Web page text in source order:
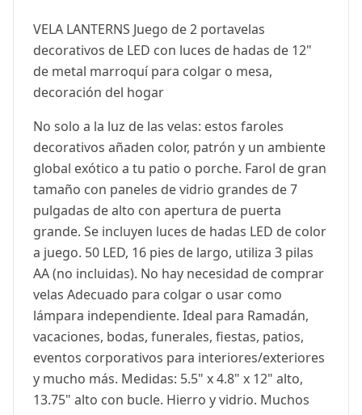
VELA LANTERNS Juego de 2 portavelas
decorativos de LED con luces de hadas de 12"
de metal marroquí para colgar o mesa,
decoración del hogar
No solo a la luz de las velas: estos faroles
decorativos añaden color, patrón y un ambiente
global exótico a tu patio o porche. Farol de gran
tamaño con paneles de vidrio grandes de 7
pulgadas de alto con apertura de puerta
grande. Se incluyen luces de hadas LED de color
a juego. 50 LED, 16 pies de largo, utiliza 3 pilas
AA (no incluidas). No hay necesidad de comprar
velas Adecuado para colgar o usar como
lámpara independiente. Ideal para Ramadán,
vacaciones, bodas, funerales, fiestas, patios,
eventos corporativos para interiores/exteriores
y mucho más. Medidas: 5.5" x 4.8" x 12" alto,
13.75" alto con bucle. Hierro y vidrio. Muchos